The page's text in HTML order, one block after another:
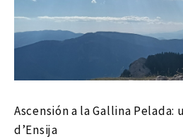
Ascensión a la Gallina Pelada:
d’Ensija